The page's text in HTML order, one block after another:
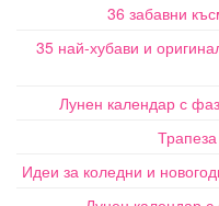
36 забавни
35 най-хубави и
Лунен календар с
Идеи за коледни и